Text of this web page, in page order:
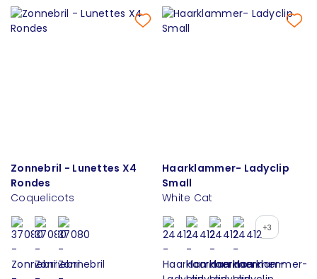
Zonnebril - Lunettes X4
Rondes
Coquelicots
Haarklammer- Ladyclip
Small
White Cat
+3